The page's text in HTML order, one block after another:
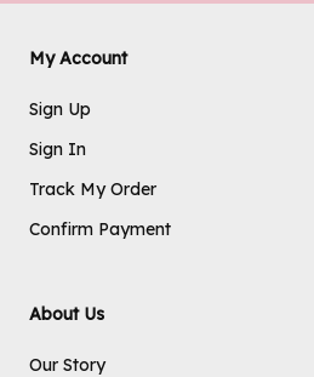
My Account
Sign Up
Sign In
Track My Order
Confirm Payment
About Us
Our Story